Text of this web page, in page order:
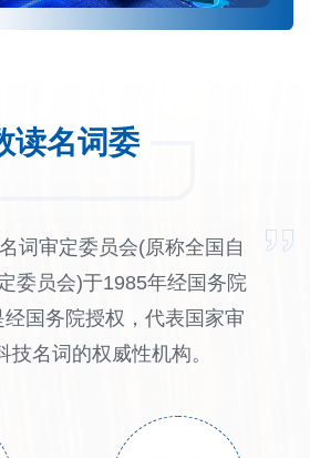
读名词委
词审定委员会(原称全国自
委员会)于1985年经国务院
国务院授权，代表国家审
技名词的权威性机构。